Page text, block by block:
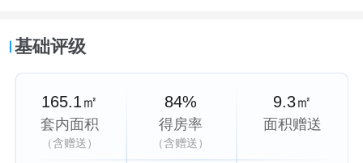
基础评级
165.1㎡
套内面积
（含赠送）
84%
得房率
（含赠送）
9.3㎡
面积赠送